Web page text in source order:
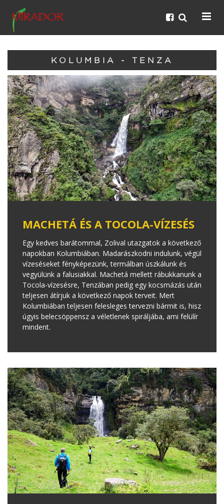
KOLUMBIA - TENZA
MACHETÁ ÉS A TOCOLA-VÍZESÉS
Egy kedves barátommal, Zolival utazgatok a következő
napokban Kolumbiában. Madarászkodni indulunk, végül
vízeséseket fényképezünk, termálban úszkálunk és
vegyülünk a falusiakkal. Machetá mellett rábukkanunk a
Tocola-vízesésre, Tenzában pedig egy kocsmázás után
teljesen átírjuk a következő napok terveit. Mert
Kolumbiában teljesen felesleges tervezni bármit is, hisz
úgyis belecsöppensz a véletlenek spiráljába, ami felülír
mindent.